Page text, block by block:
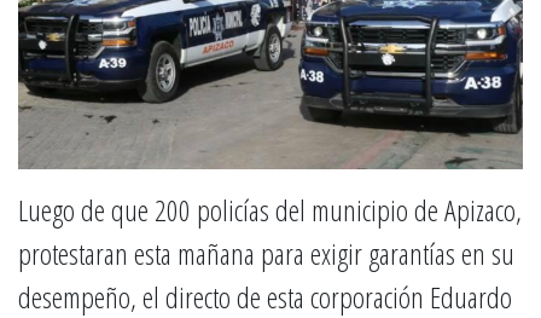
Luego de que 200 policías del municipio de Apizaco,
protestaran esta mañana para exigir garantías en su
desempeño, el directo de esta corporación Eduardo